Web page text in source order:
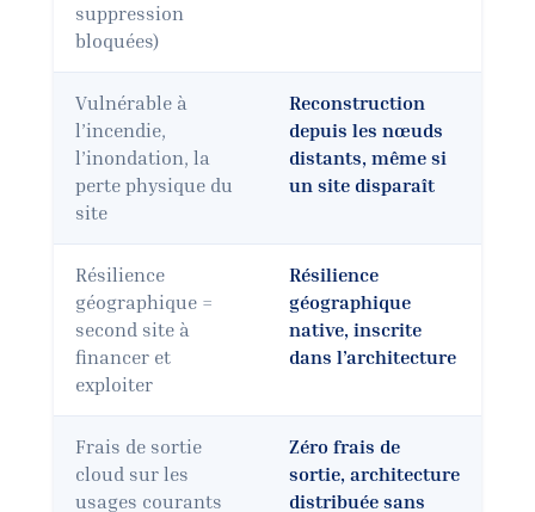
suppression
bloquées)
Vulnérable à
l’incendie,
l’inondation, la
perte physique du
site
Reconstruction
depuis les nœuds
distants, même si
un site disparaît
Résilience
géographique =
second site à
financer et
exploiter
Résilience
géographique
native, inscrite
dans l’architecture
Frais de sortie
cloud sur les
usages courants
Zéro frais de
sortie, architecture
distribuée sans